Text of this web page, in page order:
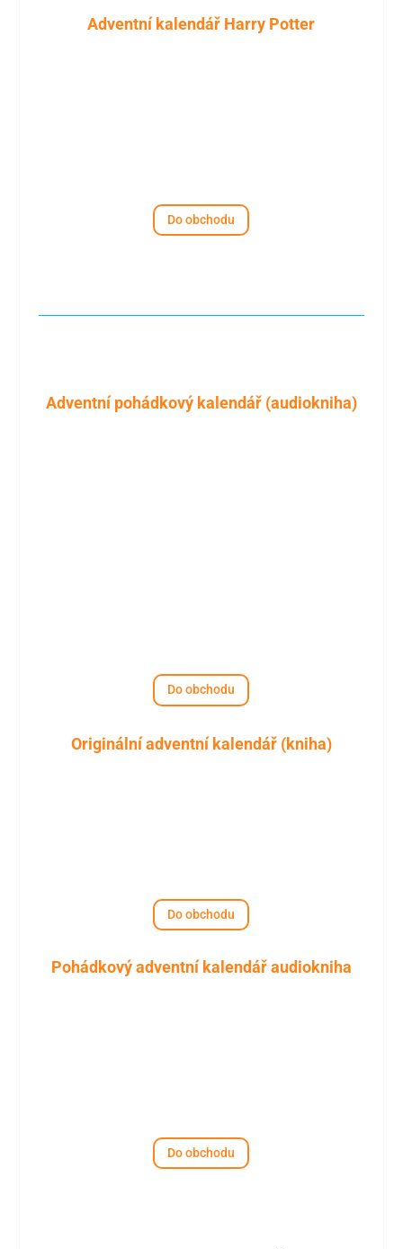
Adventní kalendář Harry Potter
Do obchodu
Adventní pohádkový kalendář (audiokniha)
Do obchodu
Originální adventní kalendář (kniha)
Do obchodu
Pohádkový adventní kalendář audiokniha
Do obchodu